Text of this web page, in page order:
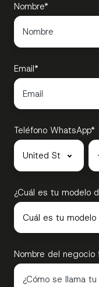
Nombre*
Email*
Teléfono WhatsApp*
¿Cuál es tu modelo
Nombre del negocio